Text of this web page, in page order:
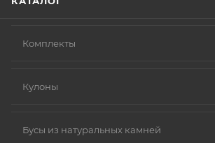
Комплекты
Кулоны
Бусы из натуральных камней